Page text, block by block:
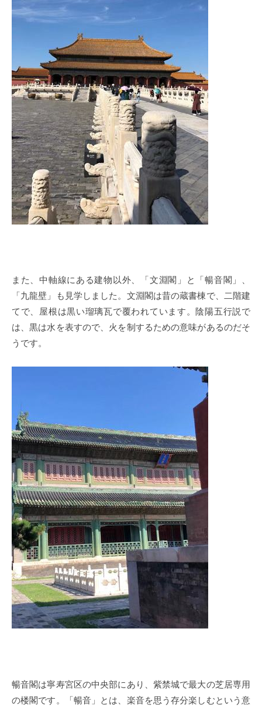
また、中軸線にある建物以外、「文淵閣」と「暢音閣」、
「九龍壁」も見学しました。文淵閣は昔の蔵書棟で、二階建
てで、屋根は黒い瑠璃瓦で覆われています。陰陽五行説で
は、黒は水を表すので、火を制するための意味があるのだそ
うです。
暢音閣は寧寿宮区の中央部にあり、紫禁城で最大の芝居専用
の楼閣です。「暢音」とは、楽音を思う存分楽しむという意